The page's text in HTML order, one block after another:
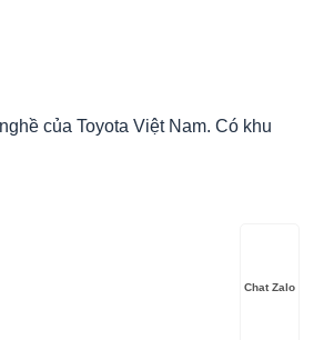
của Toyota Việt Nam. Có khu
Chat Zalo